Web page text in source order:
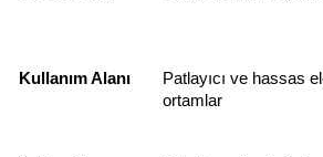
Kullanım Alanı
Patlayıcı ve hassas
ortamlar